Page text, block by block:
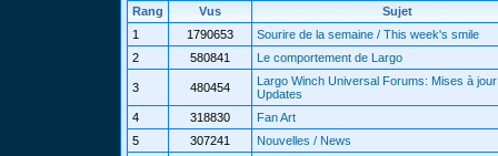
Rang Vus
Sujet
1
1790653
Sourire de la semaine / This week's smile
2
580841 Le comportement de Largo
3 480454
Largo Winch Universal Forums: Mises à
Updates
4
318830
Fan Art
5
307241
Nouvelles / News